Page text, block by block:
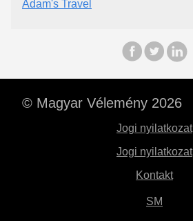
Adam's Travel
© Magyar Vélemény 2026
Jogi nyilatkozat
Jogi nyilatkozat
Kontakt
SM